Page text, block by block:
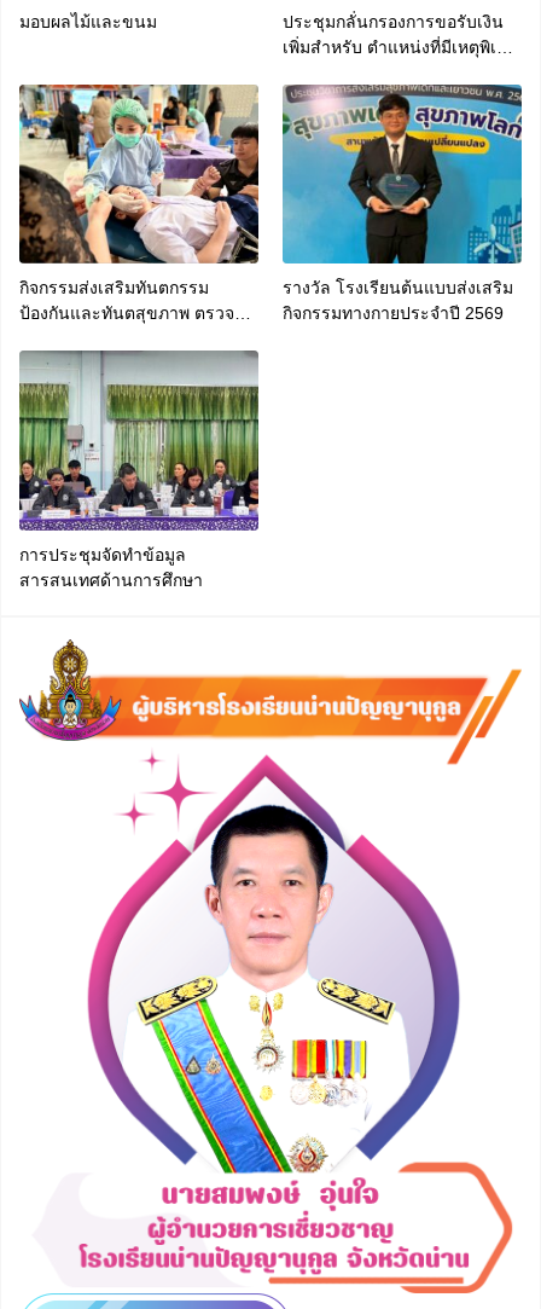
มอบผลไม้และขนม
ประชุมกลั่นกรองการขอรับเงิน
เพิ่มสำหรับ ตำแหน่งที่มีเหตุพิเศษ
ทางการศึกษาที่ปฏิบัติหน้าที่สอน
คนพิการ (พ.ค.ก.)
กิจกรรมส่งเสริมทันตกรรม
ป้องกันและทันตสุขภาพ ตรวจ
ประจำภาคเรียนที่ 1 ปีการศึกษา
2569
รางวัล โรงเรียนต้นแบบส่งเสริม
กิจกรรมทางกายประจำปี 2569
การประชุมจัดทำข้อมูล
สารสนเทศด้านการศึกษา